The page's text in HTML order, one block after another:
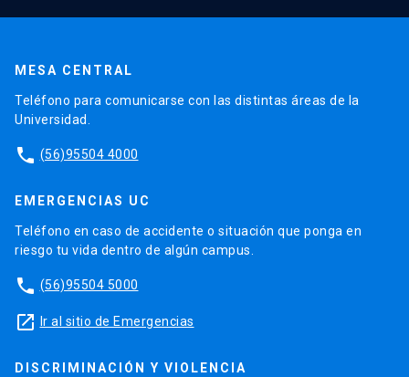
MESA CENTRAL
Teléfono para comunicarse con las distintas áreas de la
Universidad.
phone (56)95504 4000
EMERGENCIAS UC
Teléfono en caso de accidente o situación que ponga en
riesgo tu vida dentro de algún campus.
phone (56)95504 5000
launch Ir al sitio de Emergencias
DISCRIMINACIÓN Y VIOLENCIA